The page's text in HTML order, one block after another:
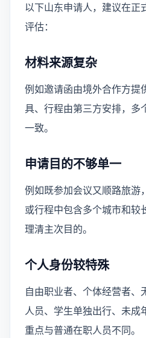
以下山东申请人，建议在正
评估：
材料来源复杂
例如邀请函由境外合作方提
具、行程由第三方安排，多
一致。
申请目的不够单一
例如既参加会议又顺路旅游
或行程中包含多个城市和较
理清主次目的。
个人身份较特殊
自由职业者、个体经营者、
人员、学生单独出行、未成
重点与普通在职人员不同。